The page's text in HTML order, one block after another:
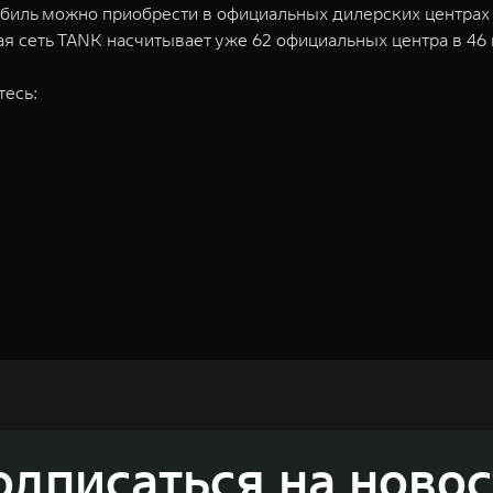
можно приобрести в официальных дилерских
TANK насчитывает уже 62 официальных центра в 46
исследований и разработок, включая центры в России, Китае,